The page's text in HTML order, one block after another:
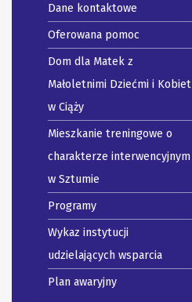
Dane kontaktowe
Oferowana pomoc
Dom dla Matek z
Małoletnimi Dziećmi i Kobiet
w Ciąży
Mieszkanie treningowe o
charakterze interwencyjnym
w Sztumie
Programy
Wykaz instytucji
udzielających wsparcia
Plan awaryjny